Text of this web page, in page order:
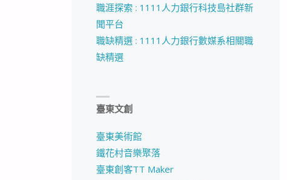
職涯探索 : 1111人力銀行科技島社群新
聞平台
職缺精選 : 1111人力銀行數媒系相關職
缺精選
臺東文創
臺東美術館
鐵花村音樂聚落
臺東創客TT Maker